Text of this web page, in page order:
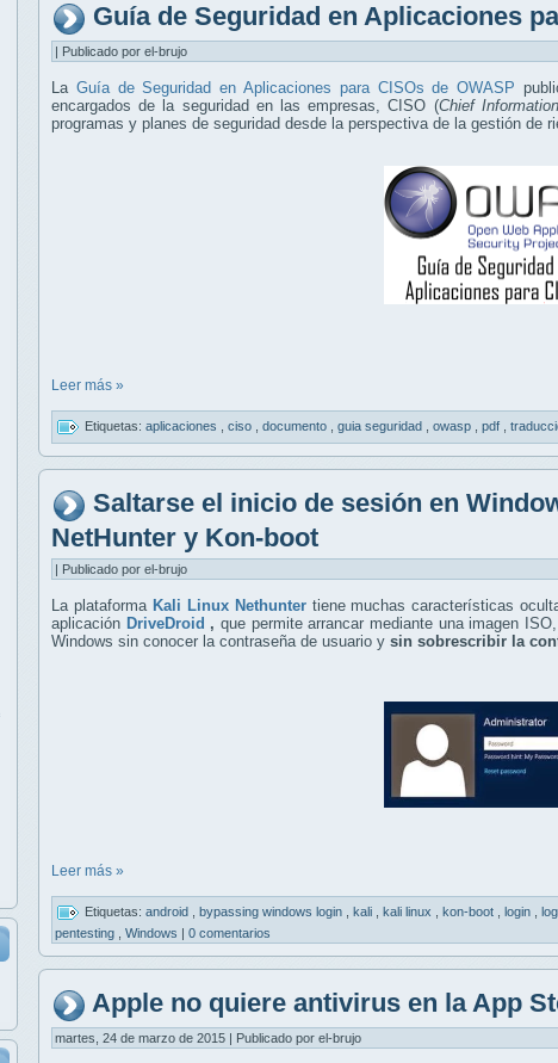
Guía de Seguridad en Aplicaciones
| Publicado por el-brujo
La Guía de Seguridad en Aplicaciones para CISOs de OWASP
encargados de la seguridad en las empresas, CISO (Chief
programas y planes de seguridad desde la perspectiva de la gestión de
Leer más »
Etiquetas: aplicaciones ciso documento guia seguridad owasp pdf
Saltarse el inicio de sesión en
NetHunter y Kon-boot
| Publicado por el-brujo
La plataforma Kali Linux Nethuntertiene muchas características
aplicación DriveDroid , que permite arrancar mediante una imagen
Windows sin conocer la contraseña de usuario y sin sobrescribir la
Leer más »
Etiquetas: android bypassing windows login kali kali linux kon-boot login
pentesting
Windows | 0 comentarios
Apple no quiere antivirus en la App
martes, 24 de marzo de 2015 | Publicado por el-brujo